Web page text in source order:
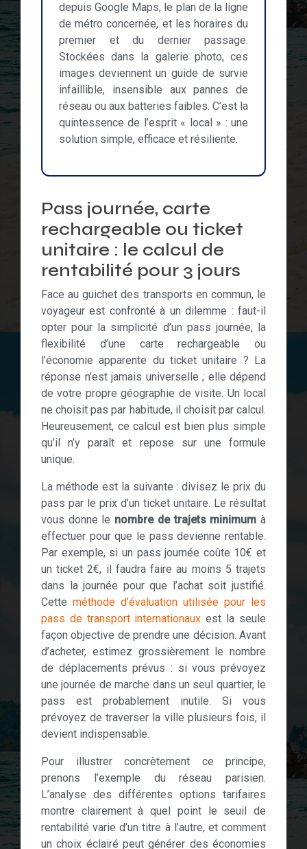
depuis Google Maps, le plan de la ligne
de métro concernée, et les horaires du
premier et du dernier passage.
Stockées dans la galerie photo, ces
images deviennent un guide de survie
infaillible, insensible aux pannes de
réseau ou aux batteries faibles. C’est la
quintessence de l’esprit « local » : une
solution simple, efficace et résiliente.
Pass journée, carte
rechargeable ou ticket
unitaire : le calcul de
rentabilité pour 3 jours
Face au guichet des transports en commun, le
voyageur est confronté à un dilemme : faut-il
opter pour la simplicité d’un pass journée, la
flexibilité d’une carte rechargeable ou
l’économie apparente du ticket unitaire ? La
réponse n’est jamais universelle ; elle dépend
de votre propre géographie de visite. Un local
ne choisit pas par habitude, il choisit par calcul.
Heureusement, ce calcul est bien plus simple
qu’il n’y paraît et repose sur une formule
unique.
La méthode est la suivante : divisez le prix du
pass par le prix d’un ticket unitaire. Le résultat
vous donne le nombre de trajets minimum à
effectuer pour que le pass devienne rentable.
Par exemple, si un pass journée coûte 10€ et
un ticket 2€, il faudra faire au moins 5 trajets
dans la journée pour que l’achat soit justifié.
Cette méthode d’évaluation utilisée pour les
pass de transport internationaux est la seule
façon objective de prendre une décision. Avant
d’acheter, estimez grossièrement le nombre
de déplacements prévus : si vous prévoyez
une journée de marche dans un seul quartier, le
pass est probablement inutile. Si vous
prévoyez de traverser la ville plusieurs fois, il
devient indispensable.
Pour illustrer concrètement ce principe,
prenons l’exemple du réseau parisien.
L’analyse des différentes options tarifaires
montre clairement à quel point le seuil de
rentabilité varie d’un titre à l’autre, et comment
un choix éclairé peut générer des économies